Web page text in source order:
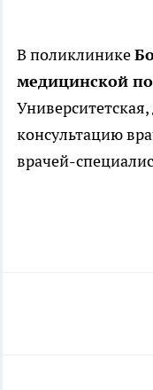
В поликлинике
медицинской
консультацию
врачей-